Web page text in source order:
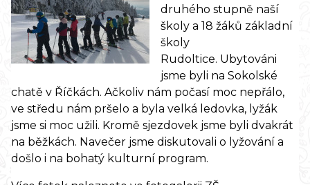
druhého stupně naší
školy a 18 žáků základní
školy
Rudoltice. Ubytováni
jsme byli na Sokolské
chatě v Říčkách. Ačkoliv nám počasí moc nepřálo,
ve středu nám pršelo a byla velká ledovka, lyžák
jsme si moc užili. Kromě sjezdovek jsme byli dvakrát
na běžkách. Navečer jsme diskutovali o lyžování a
došlo i na bohatý kulturní program.